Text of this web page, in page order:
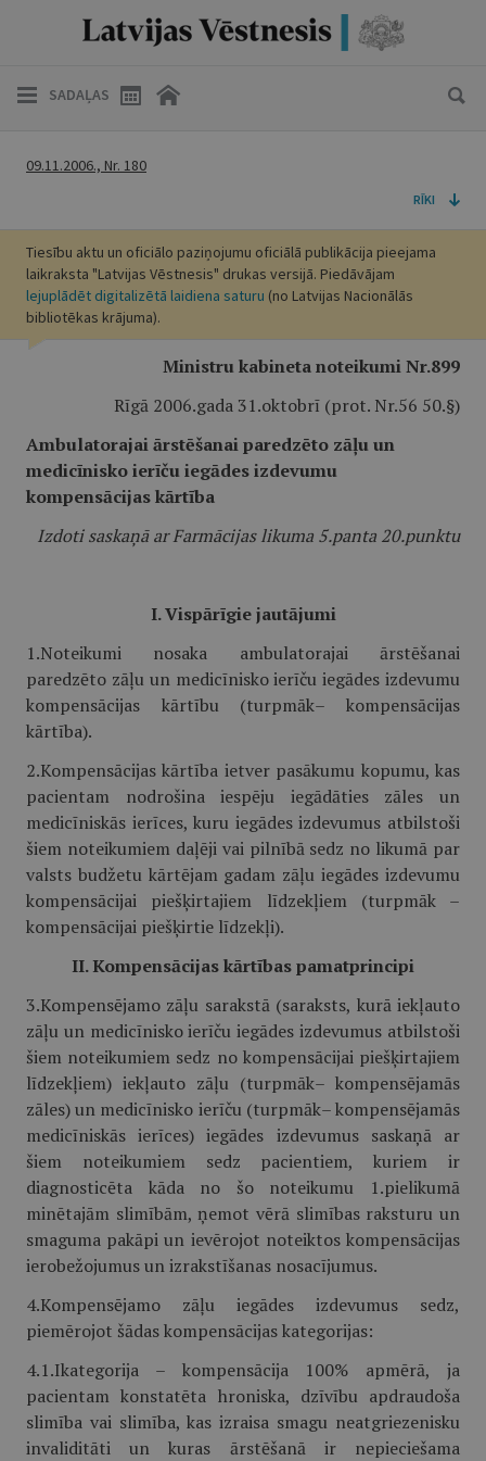
SADAĻAS
09.11.2006., Nr. 180
RĪKI
Tiesību aktu un oficiālo paziņojumu oficiālā publikācija pieejama
laikraksta "Latvijas Vēstnesis" drukas versijā. Piedāvājam
lejuplādēt digitalizētā laidiena saturu (no Latvijas Nacionālās
bibliotēkas krājuma).
Ministru kabineta noteikumi Nr.899
Rīgā 2006.gada 31.oktobrī (prot. Nr.56 50.§)
Ambulatorajai ārstēšanai paredzēto zāļu un
medicīnisko ierīču iegādes izdevumu
kompensācijas kārtība
Izdoti saskaņā ar Farmācijas likuma 5.panta 20.punktu
I. Vispārīgie jautājumi
1.Noteikumi nosaka ambulatorajai ārstēšanai
paredzēto zāļu un medicīnisko ierīču iegādes izdevumu
kompensācijas kārtību (turpmāk– kompensācijas
kārtība).
2.Kompensācijas kārtība ietver pasākumu kopumu, kas
pacientam nodrošina iespēju iegādāties zāles un
medicīniskās ierīces, kuru iegādes izdevumus atbilstoši
šiem noteikumiem daļēji vai pilnībā sedz no likumā par
valsts budžetu kārtējam gadam zāļu iegādes izdevumu
kompensācijai piešķirtajiem līdzekļiem (turpmāk –
kompensācijai piešķirtie līdzekļi).
II. Kompensācijas kārtības pamatprincipi
3.Kompensējamo zāļu sarakstā (saraksts, kurā iekļauto
zāļu un medicīnisko ierīču iegādes izdevumus atbilstoši
šiem noteikumiem sedz no kompensācijai piešķirtajiem
līdzekļiem) iekļauto zāļu (turpmāk– kompensējamās
zāles) un medicīnisko ierīču (turpmāk– kompensējamās
medicīniskās ierīces) iegādes izdevumus saskaņā ar
šiem noteikumiem sedz pacientiem, kuriem ir
diagnosticēta kāda no šo noteikumu 1.pielikumā
minētajām slimībām, ņemot vērā slimības raksturu un
smaguma pakāpi un ievērojot noteiktos kompensācijas
ierobežojumus un izrakstīšanas nosacījumus.
4.Kompensējamo zāļu iegādes izdevumus sedz,
piemērojot šādas kompensācijas kategorijas:
4.1.Ikategorija – kompensācija 100% apmērā, ja
pacientam konstatēta hroniska, dzīvību apdraudoša
slimība vai slimība, kas izraisa smagu neatgriezenisku
invaliditāti un kuras ārstēšanā ir nepieciešama